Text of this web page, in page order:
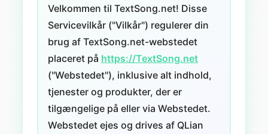
Velkommen til TextSong.net! Disse
Servicevilkår ("Vilkår") regulerer din
brug af TextSong.net-webstedet
placeret på https://TextSong.net
("Webstedet"), inklusive alt indhold,
tjenester og produkter, der er
tilgængelige på eller via Webstedet.
Webstedet ejes og drives af QLian